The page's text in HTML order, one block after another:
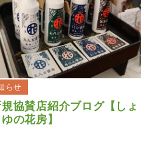
らせ
協賛店紹介ブログ【しょ
の花房】